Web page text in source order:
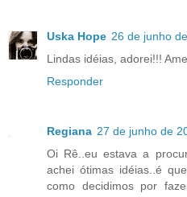
Uska Hope 26 de junho
Lindas idéias, adorei!!!
Responder
Regiana 27 de junho de
Oi Rê..eu estava a
achei ótimas idéias..é
como decidimos por